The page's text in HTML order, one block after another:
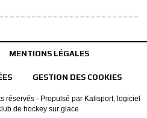
MENTIONS LÉGALES
GESTION DES COOKIES
réservés - Propulsé par Kalisport, logiciel
de hockey sur glace